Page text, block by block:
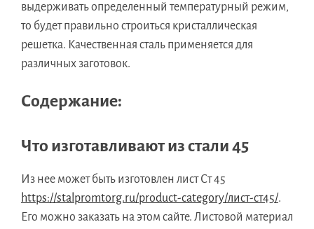
выдерживать определенный температурный режим,
то будет правильно строиться кристаллическая
решетка. Качественная сталь применяется для
различных заготовок.
Содержание:
Что изготавливают из стали 45
Из нее может быть изготовлен лист Ст 45
https://stalpromtorg.ru/product-category/лист-ст45/.
Его можно заказать на этом сайте. Листовой материал